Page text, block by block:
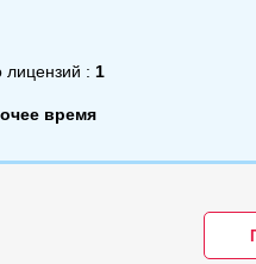
лицензий : 1
время